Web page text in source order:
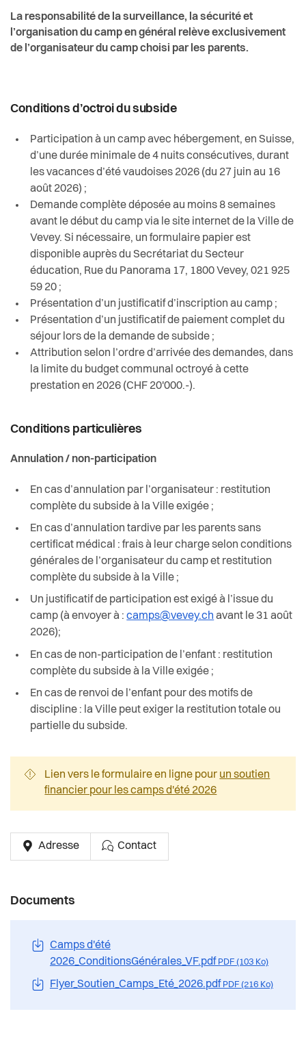
Enfants non-francophones
Réfectoires et devoirs surveillés
Réseau Vevey
Structures d'accueil
Vevey ça grandit!
Vevey ça bouge !
Vevey ça rassemble !
Jeunesse
Logement
Sécurité
S’installer à Vevey
Sport
Transport et mobilité
Travail
Vie de quartier
Seniors
La responsabilité de la surveillance, la sécurité et
l’organisation du camp en général relève exclusivement
de l’organisateur du camp choisi par les parents.
Conditions d’octroi du subside
Participation à un camp avec hébergement, en Suisse,
d’une durée minimale de 4 nuits consécutives, durant
les vacances d’été vaudoises 2026 (du 27 juin au 16
août 2026) ;
Demande complète déposée au moins 8 semaines
avant le début du camp via le site internet de la Ville de
Vevey. Si nécessaire, un formulaire papier est
disponible auprès du Secrétariat du Secteur
éducation, Rue du Panorama 17, 1800 Vevey, 021 925
59 20 ;
Présentation d’un justificatif d’inscription au camp ;
Présentation d’un justificatif de paiement complet du
séjour lors de la demande de subside ;
Attribution selon l’ordre d’arrivée des demandes, dans
la limite du budget communal octroyé à cette
prestation en 2026 (CHF 20'000.-).
Conditions particulières
Annulation / non-participation
En cas d’annulation par l’organisateur : restitution
complète du subside à la Ville exigée ;
En cas d’annulation tardive par les parents sans
certificat médical : frais à leur charge selon conditions
générales de l’organisateur du camp et restitution
complète du subside à la Ville ;
Un justificatif de participation est exigé à l’issue du
camp (à envoyer à :camps@vevey.ch avant le 31 août
2026);
En cas de non-participation de l’enfant : restitution
complète du subside à la Ville exigée ;
En cas de renvoi de l’enfant pour des motifs de
discipline : la Ville peut exiger la restitution totale ou
partielle du subside.
Lien vers le formulaire en ligne pour un soutien
financier pour les camps d'été 2026
Adresse Contact
Documents
Camps d'été
2026_ConditionsGénérales_VF.pdf PDF (103 Ko)
Flyer_Soutien_Camps_Eté_2026.pdf PDF (216 Ko)